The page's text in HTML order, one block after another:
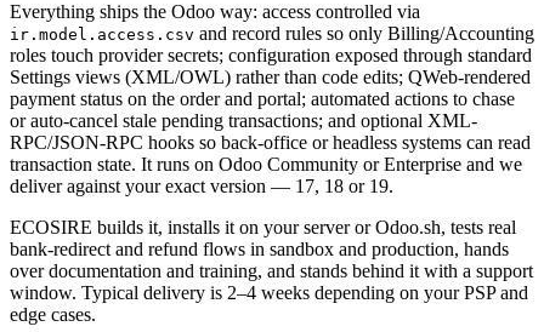
Everything ships the Odoo way: access controlled via
ir.model.access.csv and record rules so only Billing/Accounting
roles touch provider secrets; configuration exposed through standard
Settings views (XML/OWL) rather than code edits; QWeb-rendered
payment status on the order and portal; automated actions to chase
or auto-cancel stale pending transactions; and optional XML-
RPC/JSON-RPC hooks so back-office or headless systems can read
transaction state. It runs on Odoo Community or Enterprise and we
deliver against your exact version — 17, 18 or 19.
ECOSIRE builds it, installs it on your server or Odoo.sh, tests real
bank-redirect and refund flows in sandbox and production, hands
over documentation and training, and stands behind it with a support
window. Typical delivery is 2–4 weeks depending on your PSP and
edge cases.